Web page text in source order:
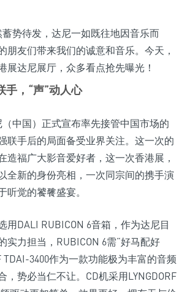
势待发，达尼一如既往地因音乐而
朋友们带来我们的诚意和音乐。今天，
展达尼展厅，众多看点抢先曝光！
手，“声”动人心
中国）正式宣布率先接管中国市场的
联手后的局面备受业界关注。这一次的
造福广大影音爱好者，这一次香港展，
全新的身份亮相，一次同宗间的携手演
听觉的饕餮盛宴。
用DALI RUBICON 6音箱，作为达尼目
实力担当，RUBICON 6需“好马配好
TDAI-3400作为一款功能极为丰富的音频
，势必当仁不让。CD机采用LYNGDORF